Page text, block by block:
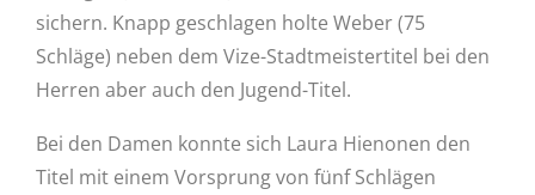
sichern. Knapp geschlagen holte Weber (75
Schläge) neben dem Vize-Stadtmeistertitel bei den
Herren aber auch den Jugend-Titel.
Bei den Damen konnte sich Laura Hienonen den
Titel mit einem Vorsprung von fünf Schlägen